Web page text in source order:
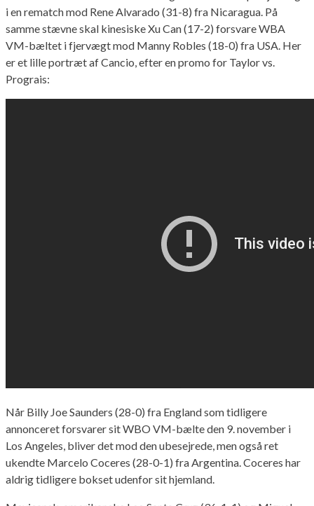
i en rematch mod Rene Alvarado (31-8) fra Nicaragua. På
samme stævne skal kinesiske Xu Can (17-2) forsvare WBA
VM-bæltet i fjervægt mod Manny Robles (18-0) fra USA. Her
er et lille portræt af Cancio, efter en promo for Taylor vs.
Prograis:
Når Billy Joe Saunders (28-0) fra England som tidligere
annonceret forsvarer sit WBO VM-bælte den 9. november i
Los Angeles, bliver det mod den ubesejrede, men også ret
ukendte Marcelo Coceres (28-0-1) fra Argentina. Coceres har
aldrig tidligere bokset udenfor sit hjemland.